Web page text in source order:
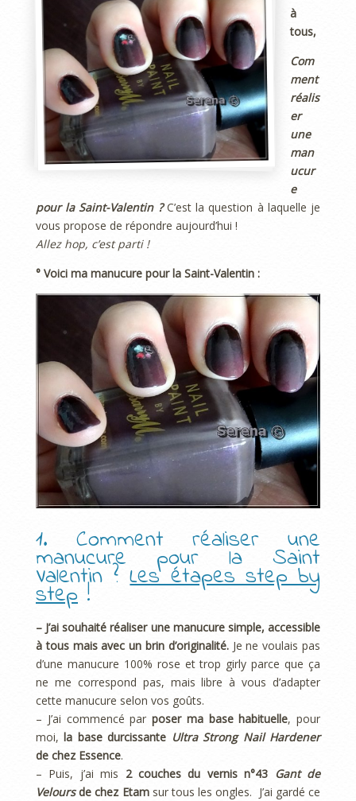
à
tous,
Com
ment
réalis
er
une
man
ucur
e
pour la Saint-Valentin ?C’est la question à laquelle je
vous propose de répondre aujourd’hui !
Allez hop, c’est parti !
° Voici ma manucure pour la Saint-Valentin :
1. Comment réaliser une
manucure pour la Saint
Valentin ?Les étapes step by
step !
– J’ai souhaité réaliser une manucure simple, accessible
à tous mais avec un brin d’originalité.Je ne voulais pas
d’une manucure 100% rose et trop girly parce que ça
ne me correspond pas, mais libre à vous d’adapter
cette manucure selon vos goûts.
– J’ai commencé par poser ma base habituelle, pour
moi,la base durcissante Ultra Strong Nail Hardener
de chez Essence.
– Puis, j’ai mis 2 couches du vernis n°43 Gant de
Veloursde chez Etamsur tous les ongles. J’ai gardé ce